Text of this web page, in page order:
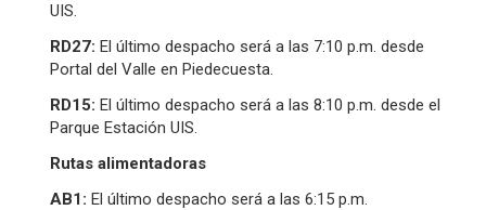
UIS.
RD27: El último despacho será a las 7:10 p.m. desde
Portal del Valle en Piedecuesta.
RD15: El último despacho será a las 8:10 p.m. desde el
Parque Estación UIS.
Rutas alimentadoras
AB1: El último despacho será a las 6:15 p.m.